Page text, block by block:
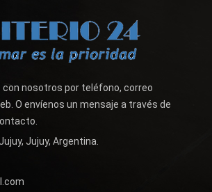
con nosotros por teléfono, correo
O envíenos un mensaje a través de
Jujuy, Argentina.